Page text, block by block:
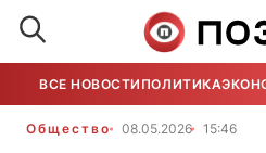
ВСЕ НОВОСТИ ПОЛИТИКА
Общество 08.05.2026 15:46